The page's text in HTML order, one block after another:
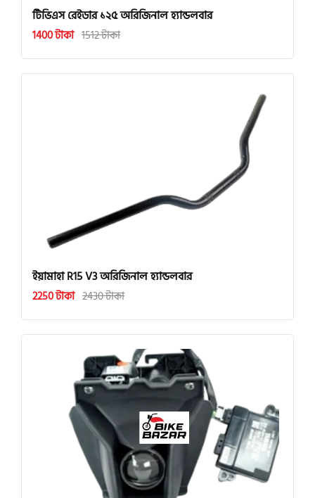
টিভিএস রেইডার ১২৫ অরিজিনাল হ্যান্ডলবার
1400 টাকা 1512 টাকা
ইয়ামাহা R15 V3 অরিজিনাল হ্যান্ডলবার
2250 টাকা 2430 টাকা